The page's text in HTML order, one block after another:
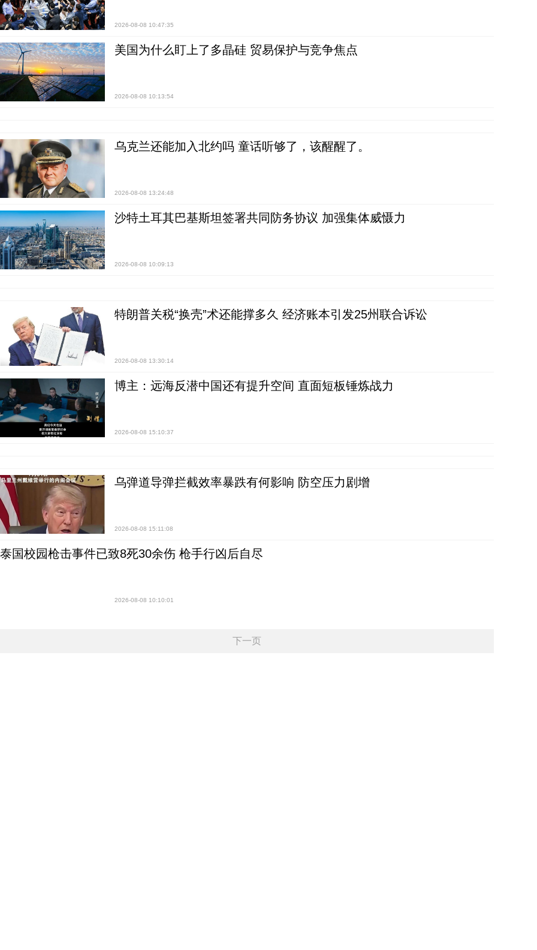
2026-08-08 10:47:35
美国为什么盯上了多晶硅 贸易保护与竞争焦点
2026-08-08 10:13:54
乌克兰还能加入北约吗 童话听够了，该醒醒了。
2026-08-08 13:24:48
沙特土耳其巴基斯坦签署共同防务协议 加强集体威慑力
2026-08-08 10:09:13
特朗普关税“换壳”术还能撑多久 经济账本引发25州联合诉讼
2026-08-08 13:30:14
博主：远海反潜中国还有提升空间 直面短板锤炼战力
2026-08-08 15:10:37
乌弹道导弹拦截效率暴跌有何影响 防空压力剧增
2026-08-08 15:11:08
泰国校园枪击事件已致8死30余伤 枪手行凶后自尽
2026-08-08 10:10:01
下一页